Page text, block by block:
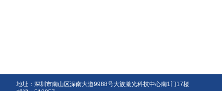
地址：深圳市南山区深南大道9988号大族激光科技中心南1门17楼